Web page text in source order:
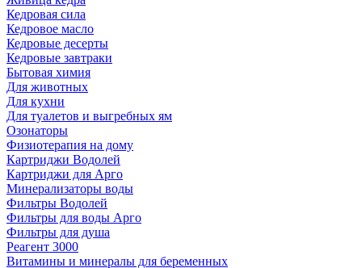
Кедровая сила
Кедровое масло
Кедровые десерты
Кедровые завтраки
Бытовая химия
Для животных
Для кухни
Для туалетов и выгребных ям
Озонаторы
Физиотерапия на дому
Картриджи Водолей
Картриджи для Арго
Минерализаторы воды
Фильтры Водолей
Фильтры для воды Арго
Фильтры для душа
Реагент 3000
Витамины и минералы для беременных